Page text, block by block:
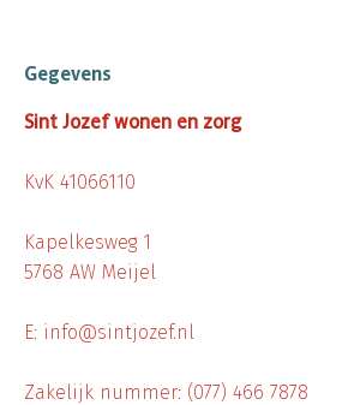
Gegevens
Sint Jozef wonen en zorg
KvK 41066110
Kapelkesweg 1
5768 AW Meijel
E: info@sintjozef.nl
Zakelijk nummer: (077) 466 7878